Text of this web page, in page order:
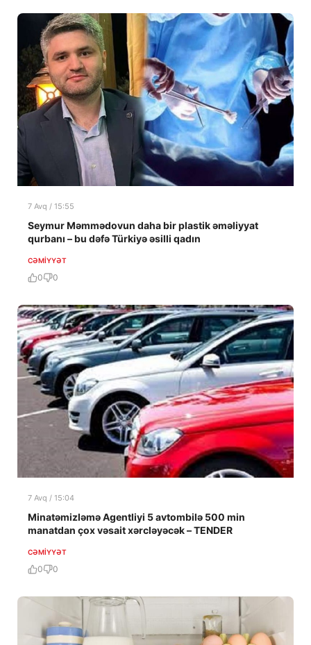
7 Avq / 15:55
Seymur Məmmədovun daha bir plastik əməliyyat
qurbanı – bu dəfə Türkiyə əsilli qadın
CƏMIYYƏT
0 0
7 Avq / 15:04
Minatəmizləmə Agentliyi 5 avtombilə 500 min
manatdan çox vəsait xərcləyəcək – TENDER
CƏMIYYƏT
0 0